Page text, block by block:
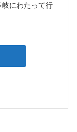
にわたって行